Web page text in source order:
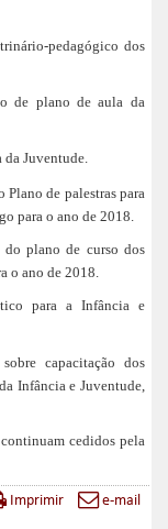
pedagógico dos
de plano de aula da
da Juventude.
Plano de palestras para
para o ano de 2018.
do plano de curso dos
o ano de 2018.
para a Infância e
capacitação dos
Infância e Juventude,
cedidos pela
Imprimir e-mail